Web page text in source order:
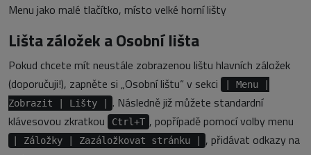
Menu jako malé tlačítko, místo velké horní lišty
Lišta záložek a Osobní lišta
Pokud chcete mít neustále zobrazenou lištu hlavních záložek
(doporučuji!), zapněte si „Osobní lištu“ v sekci
| Menu |
Zobrazit | Lišty |
. Následně již můžete standardní
klávesovou zkratkou
Ctrl+T , popřípadě pomocí volby menu
| Záložky | Zazáložkovat stránku |
, přidávat odkazy na